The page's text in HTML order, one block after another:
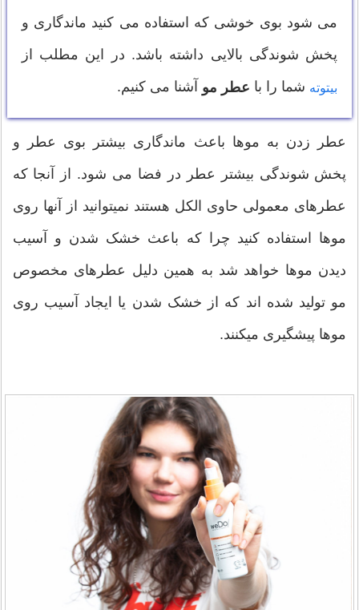
می شود بوی خوشی که استفاده می کنید ماندگاری و
پخش شوندگی بالایی داشته باشد. در این مطلب از
بیتوته شما را با عطر مو آشنا می کنیم.
عطر زدن به موها باعث ماندگاری بیشتر بوی عطر و
پخش شوندگی بیشتر عطر در فضا می شود. از آنجا که
عطرهای معمولی حاوی الکل هستند نمیتوانید از آنها روی
موها استفاده کنید چرا که باعث خشک شدن و آسیب
دیدن موها خواهد شد به همین دلیل عطرهای مخصوص
مو تولید شده اند که از خشک شدن یا ایجاد آسیب روی
موها پیشگیری میکنند.